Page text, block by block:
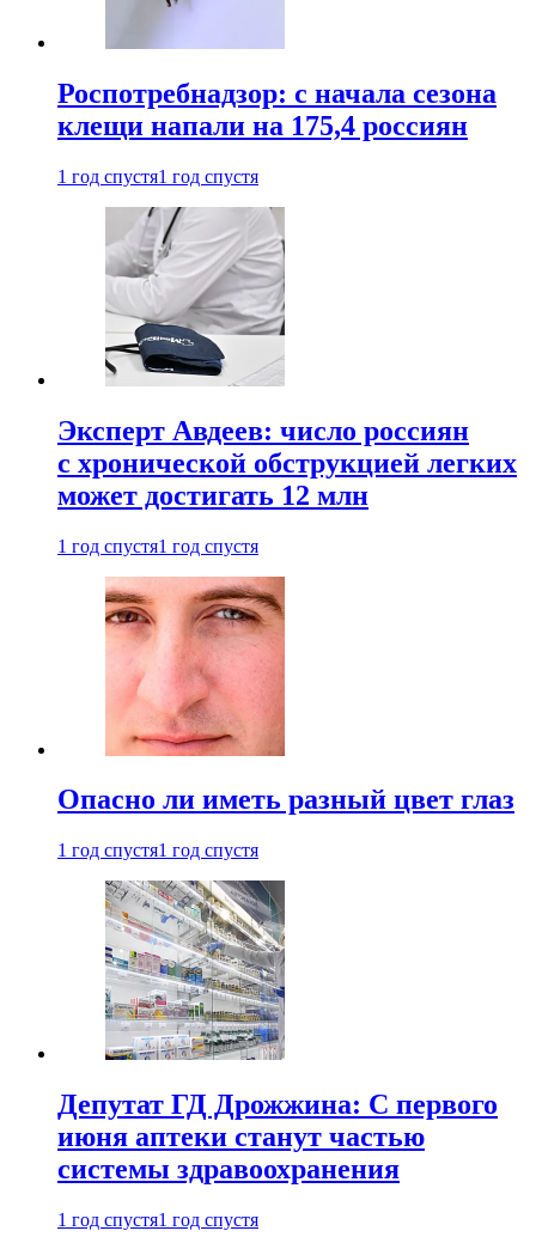
Роспотребнадзор: с начала сезона
клещи напали на 175,4 россиян
1 год спустя1 год спустя
Эксперт Авдеев: число россиян
с хронической обструкцией легких
может достигать 12 млн
1 год спустя1 год спустя
Опасно ли иметь разный цвет глаз
1 год спустя1 год спустя
Депутат ГД Дрожжина: С первого
июня аптеки станут частью
системы здравоохранения
1 год спустя1 год спустя